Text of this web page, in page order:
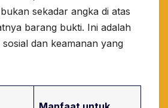
sekadar angka di atas
barang bukti. Ini adalah
dan keamanan yang